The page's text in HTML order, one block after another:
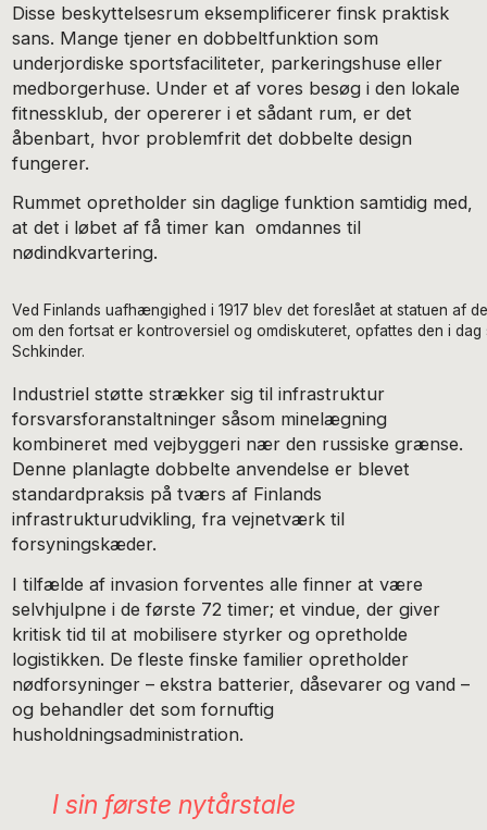
Disse beskyttelsesrum eksemplificerer finsk praktisk
sans. Mange tjener en dobbeltfunktion som
underjordiske sportsfaciliteter, parkeringshuse eller
medborgerhuse. Under et af vores besøg i den lokale
fitnessklub, der opererer i et sådant rum, er det
åbenbart, hvor problemfrit det dobbelte design
fungerer.
Rummet opretholder sin daglige funktion samtidig med,
at det i løbet af få timer kan omdannes til
nødindkvartering.
Ved Finlands uafhængighed i 1917 blev det foreslået at statuen af
om den fortsat er kontroversiel og omdiskuteret, opfattes den i
Schkinder.
Industriel støtte strækker sig til infrastruktur
forsvarsforanstaltninger såsom minelægning
kombineret med vejbyggeri nær den russiske grænse.
Denne planlagte dobbelte anvendelse er blevet
standardpraksis på tværs af Finlands
infrastrukturudvikling, fra vejnetværk til
forsyningskæder.
I tilfælde af invasion forventes alle finner at være
selvhjulpne i de første 72 timer; et vindue, der giver
kritisk tid til at mobilisere styrker og opretholde
logistikken. De fleste finske familier opretholder
nødforsyninger – ekstra batterier, dåsevarer og vand –
og behandler det som fornuftig
husholdningsadministration.
I sin første nytårstale